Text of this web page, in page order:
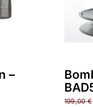
–
199,00€